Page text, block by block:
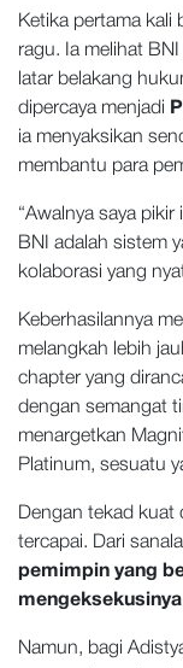
Ketika pertama kali
ragu. Ia melihat
latar belakang
dipercaya menjadi
ia menyaksikan
membantu para
“Awalnya saya
BNI adalah sistem
kolaborasi yang
Keberhasilannya
melangkah lebih
chapter yang
dengan semangat
menargetkan
Platinum, sesuatu
Dengan tekad kuat
tercapai. Dari
pemimpin yang
Namun, bagi